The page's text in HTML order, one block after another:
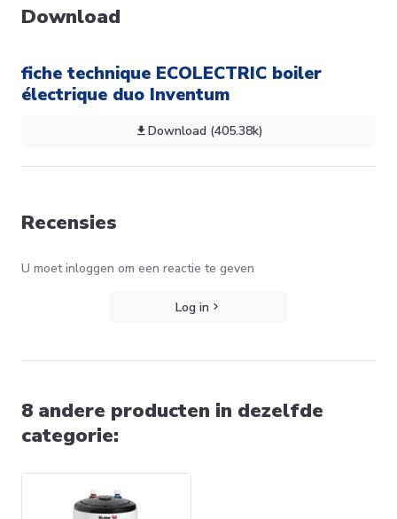
Download
fiche technique ECOLECTRIC boiler
électrique duo Inventum
Download (405.38k)
Recensies
U moet inloggen om een reactie te geven
Log in
8 andere producten in dezelfde
categorie: